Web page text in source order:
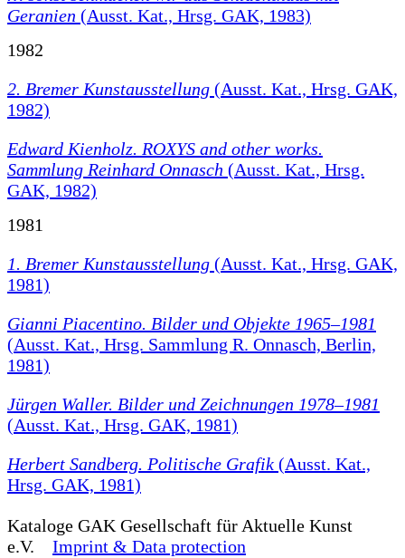
Geranien (Ausst. Kat., Hrsg. GAK, 1983)
1982
2. Bremer Kunstausstellung (Ausst. Kat., Hrsg. GAK,
1982)
Edward Kienholz. ROXYS and other works.
Sammlung Reinhard Onnasch (Ausst. Kat., Hrsg.
GAK, 1982)
1981
1. Bremer Kunstausstellung (Ausst. Kat., Hrsg. GAK,
1981)
Gianni Piacentino. Bilder und Objekte 1965–1981
(Ausst. Kat., Hrsg. Sammlung R. Onnasch, Berlin,
1981)
Jürgen Waller. Bilder und Zeichnungen 1978–1981
(Ausst. Kat., Hrsg. GAK, 1981)
Herbert Sandberg. Politische Grafik (Ausst. Kat.,
Hrsg. GAK, 1981)
Kataloge GAK Gesellschaft für Aktuelle Kunst
e.V. Imprint & Data protection